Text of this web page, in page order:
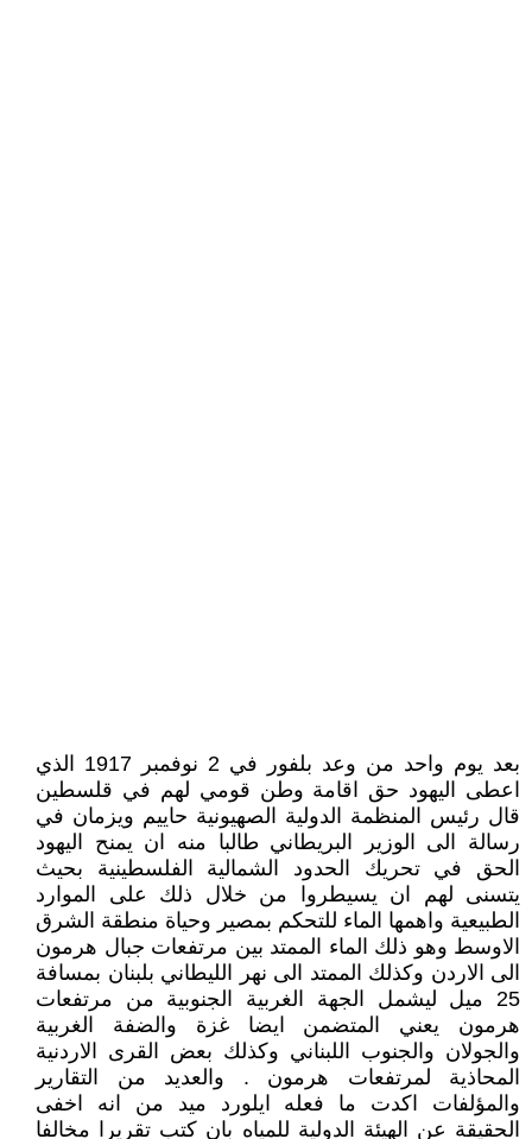
بعد يوم واحد من وعد بلفور في 2 نوفمبر 1917 الذي
اعطى اليهود حق اقامة وطن قومي لهم في قلسطين
قال رئيس المنظمة الدولية الصهيونية حاييم ويزمان في
رسالة الى الوزير البريطاني طالبا منه ان يمنح اليهود
الحق في تحريك الحدود الشمالية الفلسطينية بحيث
يتسنى لهم ان يسيطروا من خلال ذلك على الموارد
الطبيعية واهمها الماء للتحكم بمصير وحياة منطقة الشرق
الاوسط وهو ذلك الماء الممتد بين مرتفعات جبال هرمون
الى الاردن وكذلك الممتد الى نهر الليطاني بلبنان بمسافة
25 ميل ليشمل الجهة الغربية الجنوبية من مرتفعات
هرمون يعني المتضمن ايضا غزة والضفة الغربية
والجولان والجنوب اللبناني وكذلك بعض القرى الاردنية
المحاذية لمرتفعات هرمون . والعديد من التقارير
والمؤلفات اكدت ما فعله ايلورد ميد من انه اخفى
الحقيقة عن الهيئة الدولية للمياه بان كتب تقريرا مخالفا